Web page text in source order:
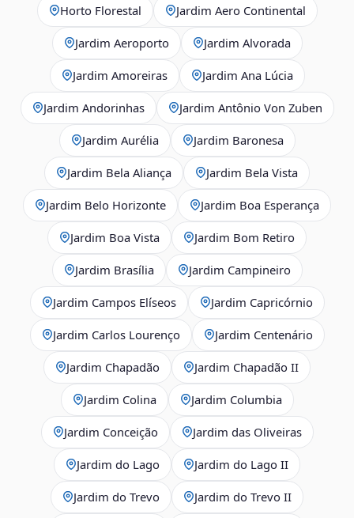
Horto Florestal Jardim Aero Continental
Jardim Aeroporto Jardim Alvorada
Jardim Amoreiras Jardim Ana Lúcia
Jardim Andorinhas Jardim Antônio Von Zuben
Jardim Aurélia Jardim Baronesa
Jardim Bela Aliança Jardim Bela Vista
Jardim Belo Horizonte Jardim Boa Esperança
Jardim Boa Vista Jardim Bom Retiro
Jardim Brasília Jardim Campineiro
Jardim Campos Elíseos Jardim Capricórnio
Jardim Carlos Lourenço Jardim Centenário
Jardim Chapadão Jardim Chapadão II
Jardim Colina Jardim Columbia
Jardim Conceição Jardim das Oliveiras
Jardim do Lago Jardim do Lago II
Jardim do Trevo Jardim do Trevo II